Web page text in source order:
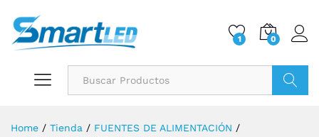
1 0
Home / Tienda / FUENTES DE ALIMENTACIÓN /